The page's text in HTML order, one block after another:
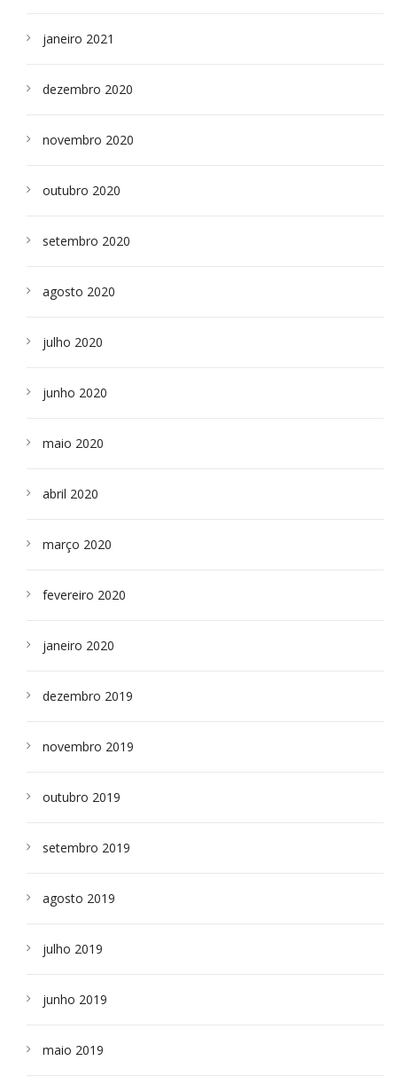
janeiro 2021
dezembro 2020
novembro 2020
outubro 2020
setembro 2020
agosto 2020
julho 2020
junho 2020
maio 2020
abril 2020
março 2020
fevereiro 2020
janeiro 2020
dezembro 2019
novembro 2019
outubro 2019
setembro 2019
agosto 2019
julho 2019
junho 2019
maio 2019